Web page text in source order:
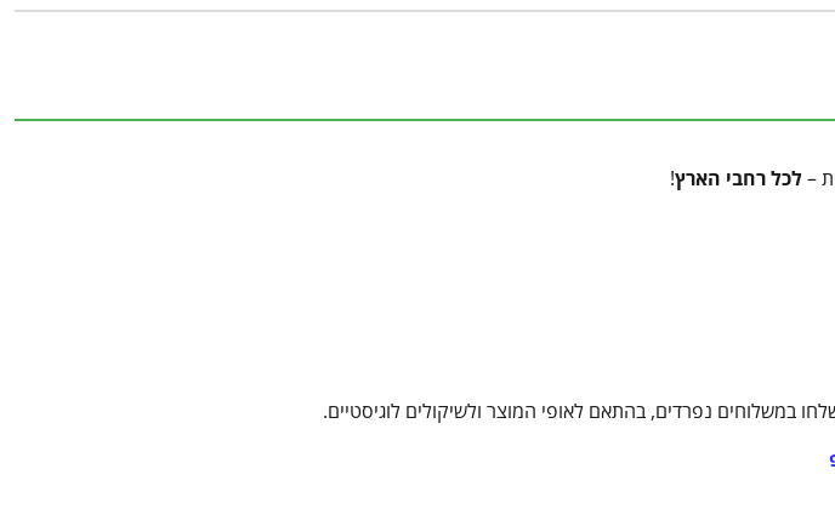
–לכל רחבי הארץ!
במשלוחים נפרדים, בהתאם לאופי המוצר ולשיקולים לוגיסטיים.